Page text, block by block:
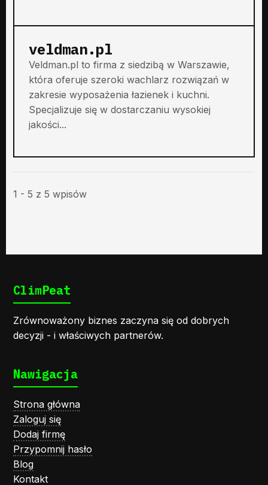
veldman.pl
Veldman.pl to firma z siedzibą w Warszawie,
która oferuje szeroki wachlarz rozwiązań w
zakresie wyposażenia łazienek i kuchni.
Specjalizuje się w dostarczaniu wysokiej
jakości...
1 - 5 z 5 wpisów
ClimPeat
Zrównoważony biznes zaczyna się od dobrych
decyzji - i właściwych partnerów.
Nawigacja
Strona główna
Zaloguj się
Dodaj firmę
Przypomnij hasło
Blog
Kontakt